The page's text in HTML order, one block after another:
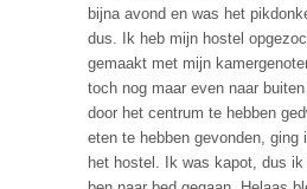
bijna avond en was het
dus. Ik heb mijn hostel
gemaakt met mijn
toch nog maar even naar
door het centrum te hebben
eten te hebben gevonden, ging
het hostel. Ik was kapot, dus